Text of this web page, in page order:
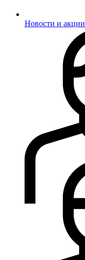
Новости и акции